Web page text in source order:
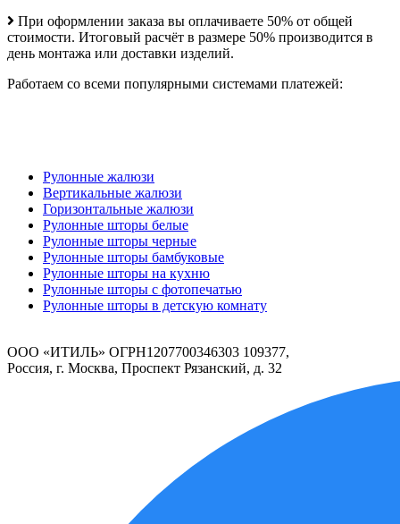
При оформлении заказа вы оплачиваете 50% от общей
стоимости. Итоговый расчёт в размере 50% производится в
день монтажа или доставки изделий.
Работаем со всеми популярными системами платежей:
Рулонные жалюзи
Вертикальные жалюзи
Горизонтальные жалюзи
Рулонные шторы белые
Рулонные шторы черные
Рулонные шторы бамбуковые
Рулонные шторы на кухню
Рулонные шторы с фотопечатью
Рулонные шторы в детскую комнату
ООО «ИТИЛЬ» ОГРН1207700346303 109377,
Россия, г. Москва, Проспект Рязанский, д. 32